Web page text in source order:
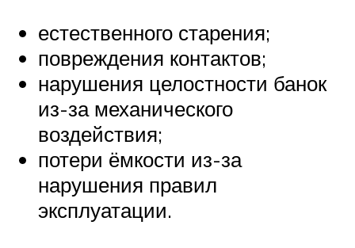
естественного старения;
повреждения контактов;
нарушения целостности банок
из-за механического
воздействия;
потери ёмкости из-за
нарушения правил
эксплуатации.